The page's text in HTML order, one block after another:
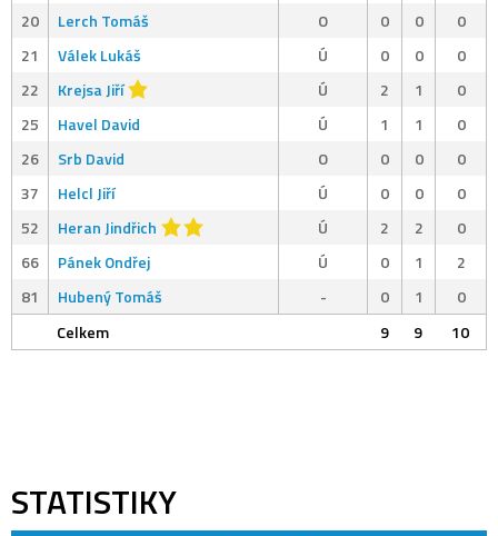
20 Lerch Tomáš O 0 0
0
21
Válek Lukáš Ú 0 0
0
22
Krejsa Jiří Ú 2 1
0
25
Havel David Ú 1 1
0
26
Srb David O 0 0
0
37
Helcl Jiří Ú 0 0
0
52
Heran Jindřich Ú 2 2
0
66
Pánek Ondřej Ú 0 1
2
81
Hubený Tomáš - 0 1
0
Celkem
9 9 10
STATISTIKY